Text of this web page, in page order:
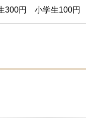
300円 小学生100円